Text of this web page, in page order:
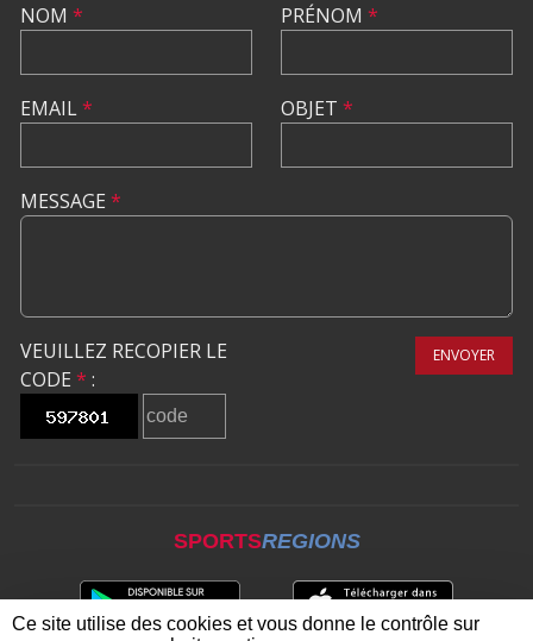
NOM *
EMAIL*
PRÉNOM *
OBJET *
MESSAGE *
VEUILLEZ RECOPIER LE
CODE * :
ENVOYER
SPORTSREGIONS
Ce site utilise des cookies et vous donne le contrôle sur